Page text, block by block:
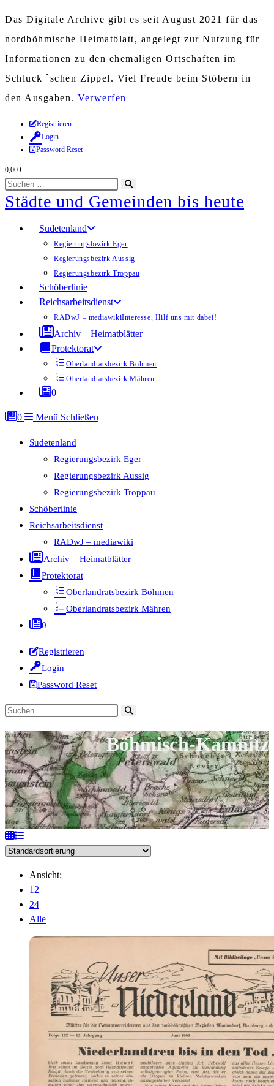
Das Digitale Archive gibt es seit August 2021 für das
nordböhmische Heimatblatt, angelegt zur Nutzung für
Informationen zu den ehemaligen Ortschaften im
Schluck `schen Zippel. Viel Freude beim Stöbern in
den Ausgaben. Verwerfen
Zum
Inhalt
springen
Registrieren
Login
Password Reset
0,00 €
Diese
Website
durchsuchen
starten
Städte und Gemeinden bis heute
Sudetenland
Regierungsbezirk Eger
Regierungsbezirk Aussig
Regierungsbezirk Troppau
Schöberlinie
Reichsarbeitsdienst
RADwJ – mediawikiInteresse, Hilf uns mit dabei!
Archiv – Heimatblätter
Protektorat
Oberlandratsbezirk Böhmen
Oberlandratsbezirk Mähren
0
0 Menü Schließen
Sudetenland
Regierungsbezirk Eger
Regierungsbezirk Aussig
Regierungsbezirk Troppau
Schöberlinie
Reichsarbeitsdienst
RADwJ – mediawiki
Archiv – Heimatblätter
Protektorat
Oberlandratsbezirk Böhmen
Oberlandratsbezirk Mähren
0
Registrieren
Login
Password Reset
Diese
durchsuchen
Böhmisch-Kamnitz
Ansicht:
12
24
Alle